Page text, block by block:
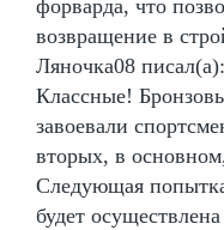
форварда, что
возвращение в
Ляночка08
Классные!
завоевали
вторых, в
Следующая
будет